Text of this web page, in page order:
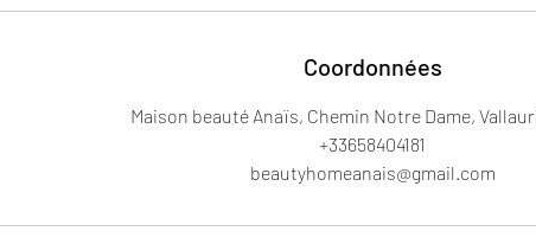
Coordonnées
Maison beauté Anaïs, Chemin Notre Dame,
+33658404181
beautyhomeanais@gmail.com